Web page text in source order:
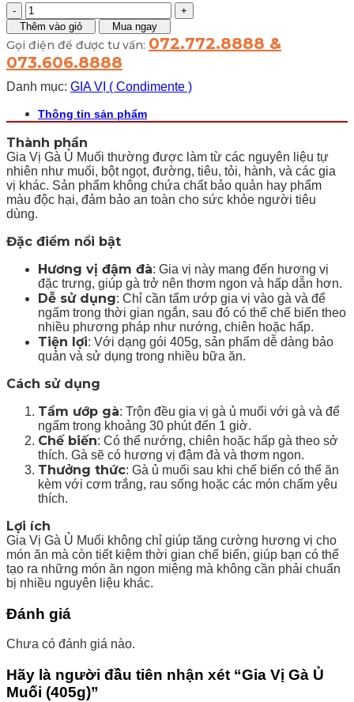
Gia
Vị
Gà
Ủ
Muối
(405g)
số
lượng
Thêm vào giỏ Mua ngay
Gọi điện để được tư vấn: 072.772.8888 &
073.606.8888
Danh mục: GIA VỊ ( Condimente )
Thông tin sản phẩm
Thành phần
Gia Vị Gà Ủ Muối thường được làm từ các nguyên liệu tự
nhiên như muối, bột ngọt, đường, tiêu, tỏi, hành, và các gia
vị khác. Sản phẩm không chứa chất bảo quản hay phẩm
màu độc hại, đảm bảo an toàn cho sức khỏe người tiêu
dùng.
Đặc điểm nổi bật
Hương vị đậm đà: Gia vị này mang đến hương vị
đặc trưng, giúp gà trở nên thơm ngon và hấp dẫn hơn.
Dễ sử dụng: Chỉ cần tẩm ướp gia vị vào gà và để
ngấm trong thời gian ngắn, sau đó có thể chế biến theo
nhiều phương pháp như nướng, chiên hoặc hấp.
Tiện lợi: Với dạng gói 405g, sản phẩm dễ dàng bảo
quản và sử dụng trong nhiều bữa ăn.
Cách sử dụng
Tẩm ướp gà: Trộn đều gia vị gà ủ muối với gà và để
ngấm trong khoảng 30 phút đến 1 giờ.
Chế biến: Có thể nướng, chiên hoặc hấp gà theo sở
thích. Gà sẽ có hương vị đậm đà và thơm ngon.
Thưởng thức: Gà ủ muối sau khi chế biến có thể ăn
kèm với cơm trắng, rau sống hoặc các món chấm yêu
thích.
Lợi ích
Gia Vị Gà Ủ Muối không chỉ giúp tăng cường hương vị cho
món ăn mà còn tiết kiệm thời gian chế biến, giúp bạn có thể
tạo ra những món ăn ngon miệng mà không cần phải chuẩn
bị nhiều nguyên liệu khác.
Đánh giá
Chưa có đánh giá nào.
Hãy là người đầu tiên nhận xét “Gia Vị Gà Ủ
Muối (405g)”